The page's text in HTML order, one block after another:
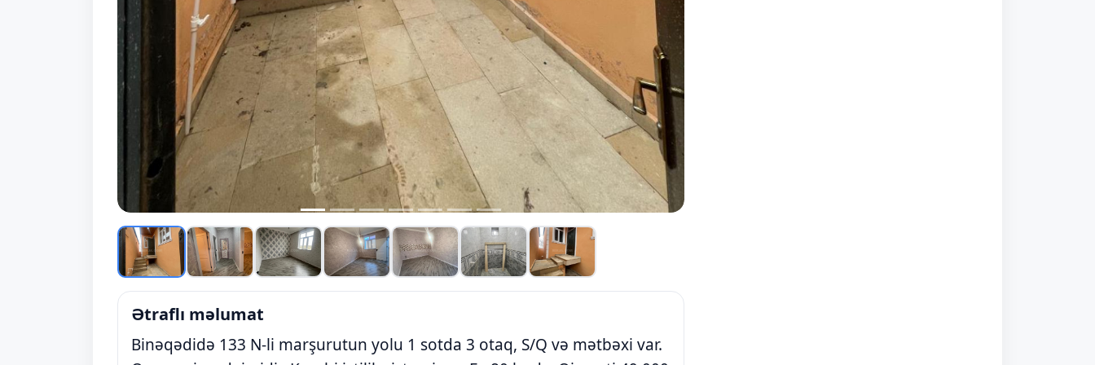
Ətraflı məlumat
Binəqədidə 133 N-li marşurutun yolu 1 sotda 3 otaq, S/Q və mətbəxi var.